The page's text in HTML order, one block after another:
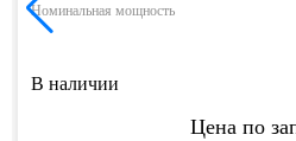
Номинальная мощность
В наличии
Цена по